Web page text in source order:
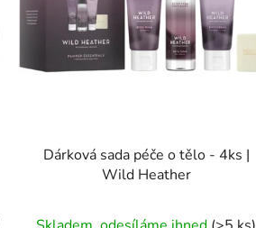
Dárková sada péče o tělo - 4ks |
Wild Heather